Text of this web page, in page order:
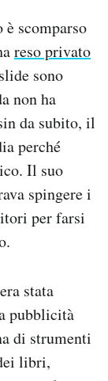
scomparso
reso privato
sono
non ha
da subito, il
perché
Il suo
spingere i
per farsi
stata
pubblicità
di strumenti
libri,